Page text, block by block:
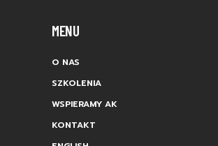
MENU
O NAS
SZKOLENIA
WSPIERAMY AK
KONTAKT